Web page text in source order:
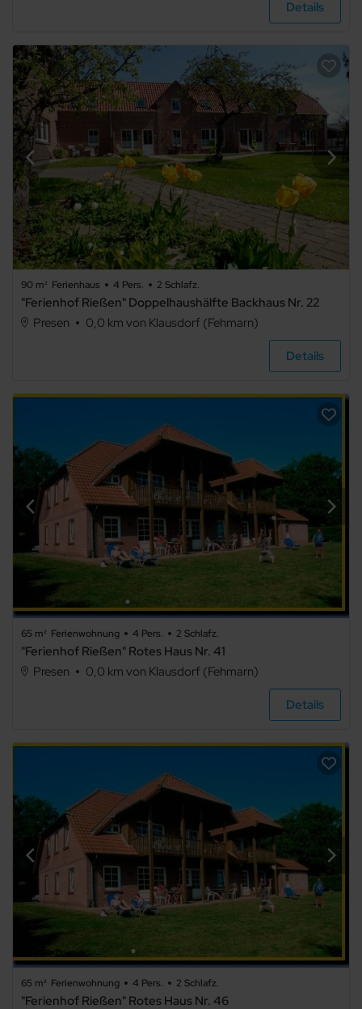
Fahrradabstellraum
Fahrstuhl/Aufzug
Barrierefrei
Details
90 m² Ferienhaus 4 Pers. 2 Schlafz.
"Ferienhof Rießen" Doppelhaushälfte Backhaus Nr. 22
Presen
0,0 km von Klausdorf (Fehmarn)
Details
65 m² Ferienwohnung 4 Pers. 2 Schlafz.
"Ferienhof Rießen" Rotes Haus Nr. 41
Presen
0,0 km von Klausdorf (Fehmarn)
Details
65 m² Ferienwohnung 4 Pers. 2 Schlafz.
"Ferienhof Rießen" Rotes Haus Nr. 46